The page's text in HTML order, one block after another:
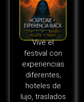
Vive el
festival con
experiencias
diferentes,
hoteles de
lujo, traslados